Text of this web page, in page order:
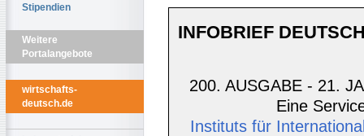
Stipendien
Weitere
Portalangebote
wirtschafts-
deutsch.de
INFOBRIEF
200. AUSGABE - 21.
Eine
Instituts für